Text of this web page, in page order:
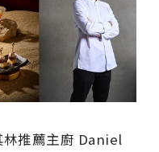
林推薦主廚 Daniel